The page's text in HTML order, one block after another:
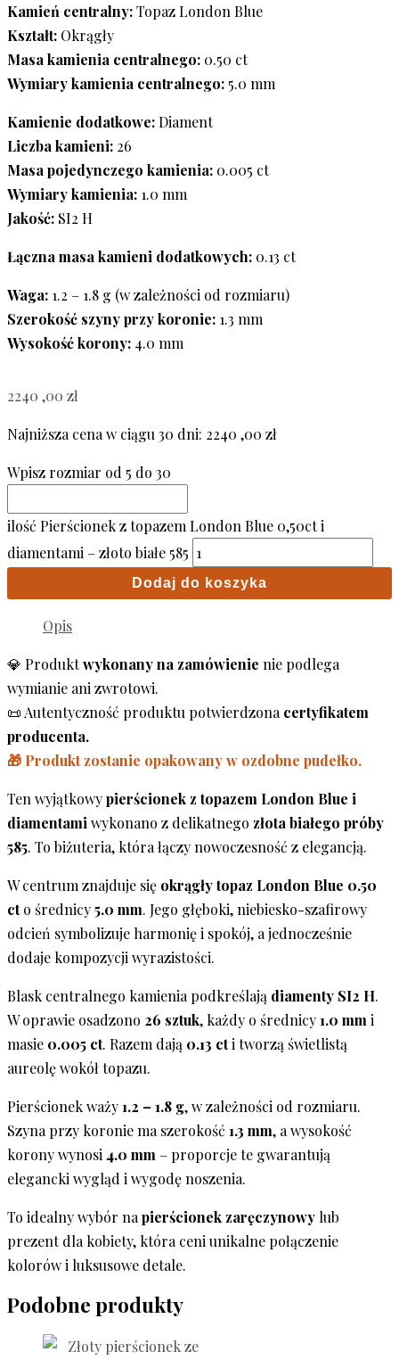
Kamień centralny:Topaz London Blue
Kształt: Okrągły
Masa kamienia centralnego: 0.50 ct
Wymiary kamienia centralnego: 5.0 mm
Kamienie dodatkowe:Diament
Liczba kamieni: 26
Masa pojedynczego kamienia: 0.005 ct
Wymiary kamienia: 1.0 mm
Jakość: SI2 H
Łączna masa kamieni dodatkowych: 0.13 ct
Waga: 1.2 – 1.8 g (w zależności od rozmiaru)
Szerokość szyny przy koronie: 1.3 mm
Wysokość korony: 4.0 mm
2240 ,00 zł
Najniższa cena w ciągu 30 dni: 2240 ,00 zł
Wpisz rozmiar od 5 do 30
ilość Pierścionek z topazem London Blue 0,50ct i
diamentami – złoto białe 585
Dodaj do koszyka
Opis
💎 Produktwykonany na zamówienie nie podlega
wymianie ani zwrotowi.
📜 Autentyczność produktu potwierdzona certyfikatem
producenta.
🎁 Produkt zostanie opakowany w ozdobne pudełko.
Ten wyjątkowypierścionek z topazem London Blue i
diamentami wykonano z delikatnego złota białego próby
585. To biżuteria, która łączy nowoczesność z elegancją.
W centrum znajduje się okrągły topaz London Blue 0.50
cto średnicy5.0 mm. Jego głęboki, niebiesko-szafirowy
odcień symbolizuje harmonię i spokój, a jednocześnie
dodaje kompozycji wyrazistości.
Blask centralnego kamienia podkreślają diamenty SI2 H.
W oprawie osadzono 26 sztuk, każdy o średnicy1.0 mm i
masie 0.005 ct. Razem dają 0.13 cti tworzą świetlistą
aureolę wokół topazu.
Pierścionek waży1.2 – 1.8 g, w zależności od rozmiaru.
Szyna przy koronie ma szerokość 1.3 mm, a wysokość
korony wynosi 4.0 mm – proporcje te gwarantują
elegancki wygląd i wygodę noszenia.
To idealny wybór na pierścionek zaręczynowy lub
prezent dla kobiety, która ceni unikalne połączenie
kolorów i luksusowe detale.
Podobne produkty